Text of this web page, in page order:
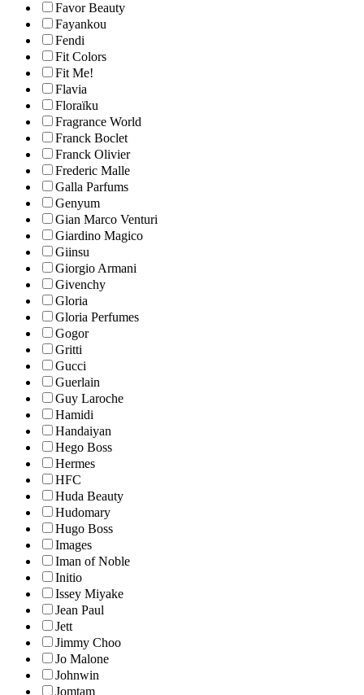
Favor Beauty
Fayankou
Fendi
Fit Colors
Fit Me!
Flavia
Floraïku
Fragrance World
Franck Boclet
Franck Olivier
Frederic Malle
Galla Parfums
Genyum
Gian Marco Venturi
Giardino Magico
Giinsu
Giorgio Armani
Givenchy
Gloria
Gloria Perfumes
Gogor
Gritti
Gucci
Guerlain
Guy Laroche
Hamidi
Handaiyan
Hego Boss
Hermes
HFC
Huda Beauty
Hudomary
Hugo Boss
Images
Iman of Noble
Initio
Issey Miyake
Jean Paul
Jett
Jimmy Choo
Jo Malone
Johnwin
Jomtam